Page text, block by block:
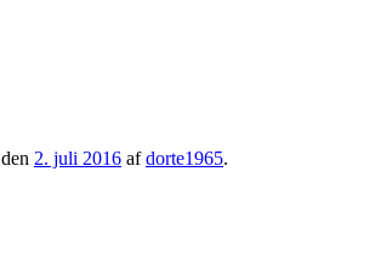
den 2. juli 2016 afdorte1965.